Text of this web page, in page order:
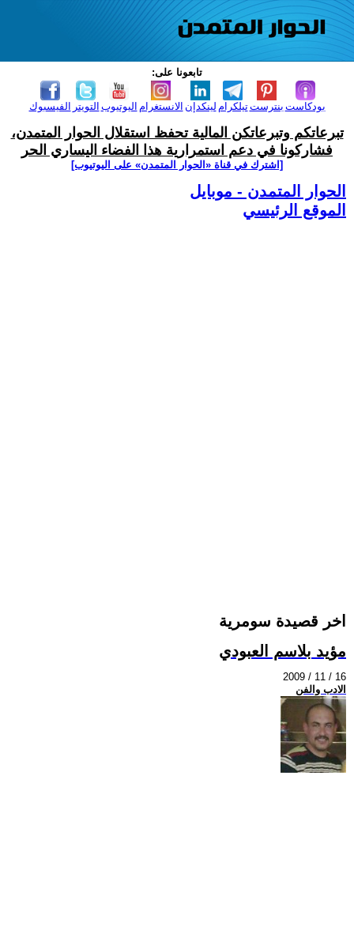
تابعونا على:
الفيسبوك التويتر اليوتيوب الانستغرام لينكدإن تيلكرامبنترست بودكاست
تبرعاتكم وتبرعاتكن المالية تحفظ استقلال الحوار المتمدن،
فشاركونا في دعم استمرارية هذا الفضاء اليساري الحر
[اشترك في قناة ‫«الحوار المتمدن» على اليوتيوب]
الحوار المتمدن - موبايل
الموقع الرئيسي
اخر قصيدة سومرية
مؤيد بلاسم العبودي
2009 / 11 / 16
الادب والفن